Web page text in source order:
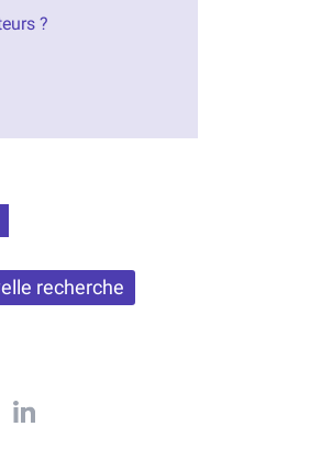
?
recherche
Facebook
sur X
Partager sur LinkedIn